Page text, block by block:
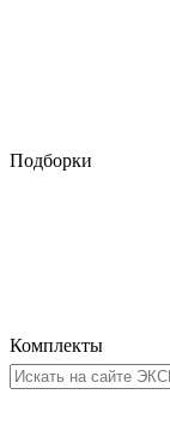
Подборки
Комплекты